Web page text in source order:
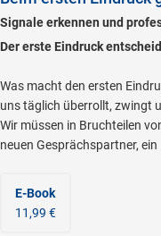
Signale erkennen und
Der erste Eindruck
Was macht den ersten
uns täglich überrollt, zwingt
Wir müssen in Bruchteilen
neuen Gesprächspartner, ein
E-Book
11,99 €